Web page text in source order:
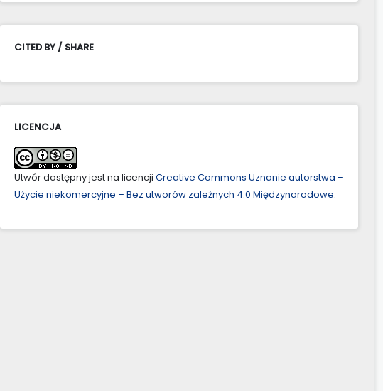
CITED BY / SHARE
LICENCJA
Utwór dostępny jest na licencji Creative Commons Uznanie autorstwa –
Użycie niekomercyjne – Bez utworów zależnych 4.0 Międzynarodowe.